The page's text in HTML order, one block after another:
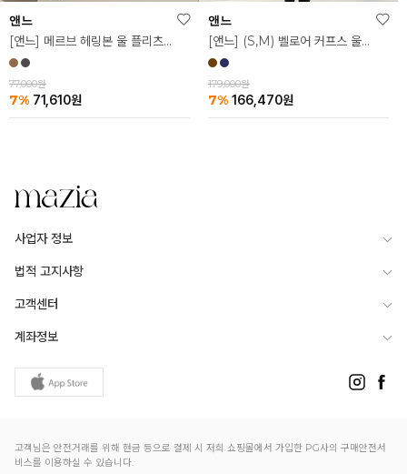
앤느
[앤느] 메르브 헤링본 울 플리츠 원피스
77,000원
7% 71,610원
앤느
[앤느] (S,M) 벨로어 커프스 울 누빔 SET
179,000원
7% 166,470원
사업자 정보
법적 고지사항
고객센터
계좌정보
고객님은 안전거래를 위해 현금 등으로 결제 시 저희 쇼핑몰에서 가입한 PG사의 구매안전서
비스를 이용하실 수 있습니다.